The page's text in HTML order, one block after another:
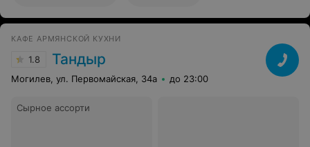
рекомендую)))
КАФЕ АРМЯНСКОЙ КУХНИ
1.8 Тандыр
Могилев, ул. Первомайская, 34а до 23:00
Сырное ассорти